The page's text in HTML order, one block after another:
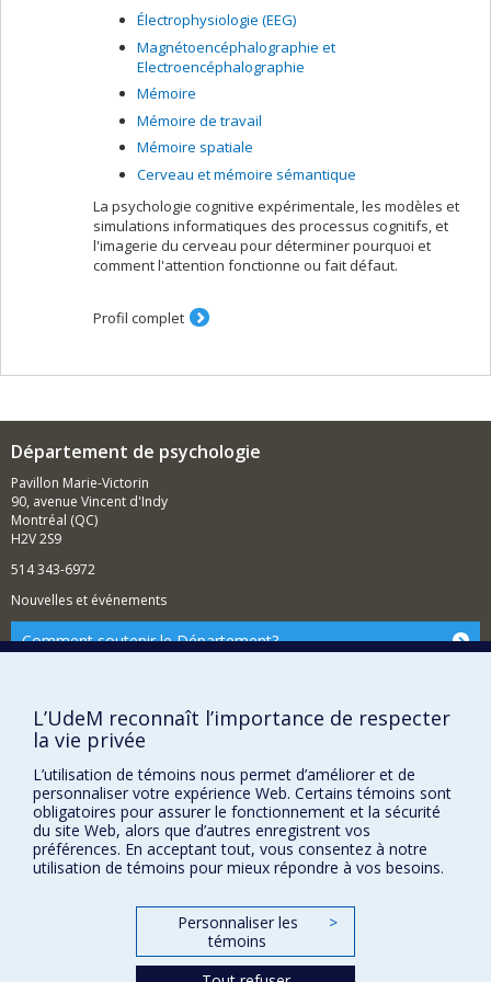
Électrophysiologie (EEG)
Magnétoencéphalographie et
Electroencéphalographie
Mémoire
Mémoire de travail
Mémoire spatiale
Cerveau et mémoire sémantique
La psychologie cognitive expérimentale, les modèles et
simulations informatiques des processus cognitifs, et
l'imagerie du cerveau pour déterminer pourquoi et
comment l'attention fonctionne ou fait défaut.
Profil complet
Département de psychologie
Pavillon Marie-Victorin
90, avenue Vincent d'Indy
Montréal (QC)
H2V 2S9
514 343-6972
Nouvelles et événements
Comment soutenir le Département?
Plan du site
Signaler une erreur
Accessibilité
FACULTÉ DES ARTS ET DES SCIENCES
Nos départements et écoles
Nos programmes et cours
L’UdeM reconnaît l’importance de respecter
la vie privée
L’utilisation de témoins nous permet d’améliorer et de
personnaliser votre expérience Web. Certains témoins sont
obligatoires pour assurer le fonctionnement et la sécurité
du site Web, alors que d’autres enregistrent vos
préférences. En acceptant tout, vous consentez à notre
utilisation de témoins pour mieux répondre à vos besoins.
Personnaliser les
témoins
>